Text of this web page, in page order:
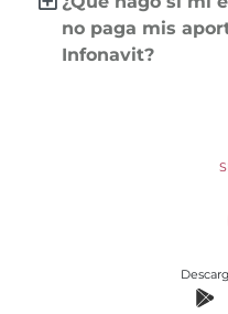
no paga mis
Infonavit?